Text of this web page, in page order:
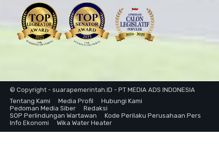
© Copyright - suarapemerintah.ID - PT MEDIA ADS INDONESIA
Tentang Kami
Media Profil
Hubungi Kami
Pedoman Media Siber
Redaksi
SOP Perlindungan Wartawan
Kode Perilaku Perusahaan Pers
Info Ekonomi
Wika Water Heater